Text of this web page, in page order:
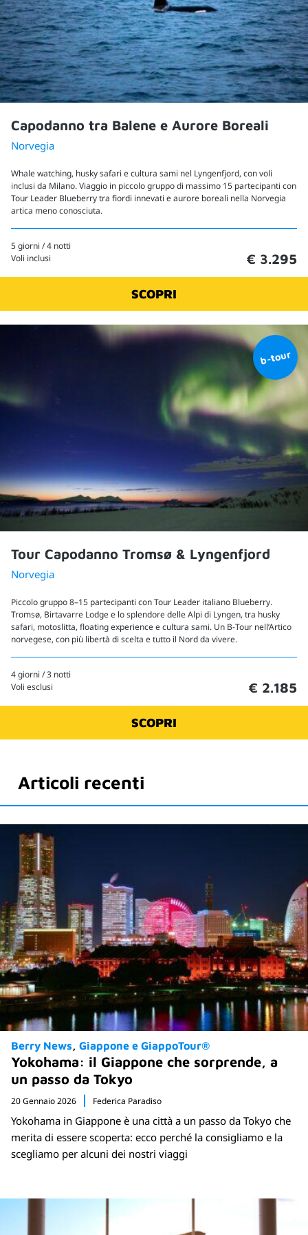
Capodanno tra Balene e Aurore Boreali
Norvegia
Whale watching, husky safari e cultura sami nel Lyngenfjord, con voli
inclusi da Milano. Viaggio in piccolo gruppo di massimo 15 partecipanti con
Tour Leader Blueberry tra fiordi innevati e aurore boreali nella Norvegia
artica meno conosciuta.
5 giorni / 4 notti
Voli inclusi
€ 3.295
SCOPRI
Tour Capodanno Tromsø & Lyngenfjord
Norvegia
Piccolo gruppo 8–15 partecipanti con Tour Leader italiano Blueberry.
Tromsø, Birtavarre Lodge e lo splendore delle Alpi di Lyngen, tra husky
safari, motoslitta, floating experience e cultura sami. Un B-Tour nell’Artico
norvegese, con più libertà di scelta e tutto il Nord da vivere.
4 giorni / 3 notti
Voli esclusi
€ 2.185
SCOPRI
Articoli recenti
Berry News Giappone e GiappoTour®
Yokohama: il Giappone che sorprende, a
un passo da Tokyo
20 Gennaio 2026 Federica Paradiso
Yokohama in Giappone è una città a un passo da Tokyo che
merita di essere scoperta: ecco perché la consigliamo e la
scegliamo per alcuni dei nostri viaggi